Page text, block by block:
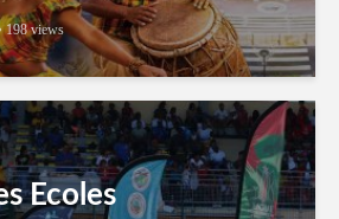
198 views
Ecoles